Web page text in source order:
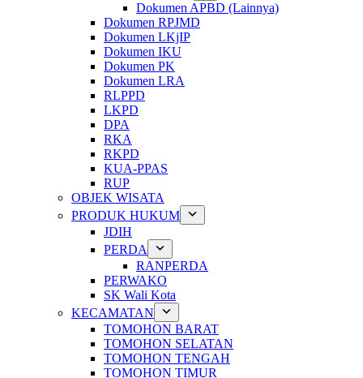
Dokumen APBD (Lainnya)
Dokumen RPJMD
Dokumen LKjIP
Dokumen IKU
Dokumen PK
Dokumen LRA
RLPPD
LKPD
DPA
RKA
RKPD
KUA-PPAS
RUP
OBJEK WISATA
PRODUK HUKUM
JDIH
PERDA
RANPERDA
PERWAKO
SK Wali Kota
KECAMATAN
TOMOHON BARAT
TOMOHON SELATAN
TOMOHON TENGAH
TOMOHON TIMUR